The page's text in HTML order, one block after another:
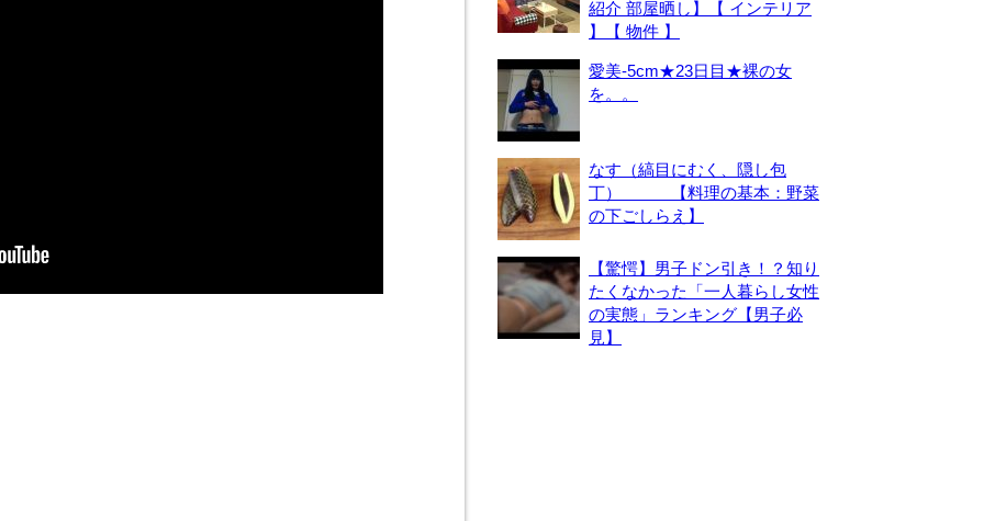
紹介 部屋晒し】【 インテリア
】【 物件 】
愛美-5cm★23日目★裸の女
を。。
なす（縞目にむく、隠し包
丁） 【料理の基本：野菜
の下ごしらえ】
【驚愕】男子ドン引き！？知り
たくなかった「一人暮らし女性
の実態」ランキング【男子必
見】